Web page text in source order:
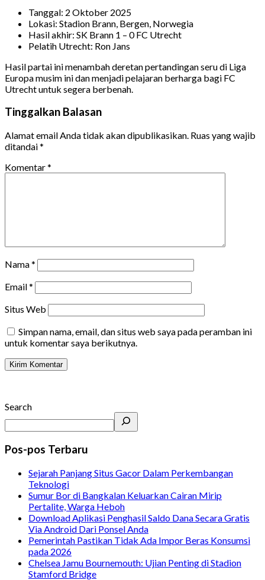
Tanggal: 2 Oktober 2025
Lokasi: Stadion Brann, Bergen, Norwegia
Hasil akhir: SK Brann 1 – 0 FC Utrecht
Pelatih Utrecht: Ron Jans
Hasil partai ini menambah deretan pertandingan seru di Liga
Europa musim ini dan menjadi pelajaran berharga bagi FC
Utrecht untuk segera berbenah.
Tinggalkan Balasan
Alamat email Anda tidak akan dipublikasikan. Ruas yang wajib
ditandai*
Komentar*
Nama*
Email*
Situs Web
Simpan nama, email, dan situs web saya pada peramban ini
untuk komentar saya berikutnya.
Search
Pos-pos Terbaru
Sejarah Panjang Situs Gacor Dalam Perkembangan
Teknologi
Sumur Bor di Bangkalan Keluarkan Cairan Mirip
Pertalite, Warga Heboh
Download Aplikasi Penghasil Saldo Dana Secara Gratis
Via Android Dari Ponsel Anda
Pemerintah Pastikan Tidak Ada Impor Beras Konsumsi
pada 2026
Chelsea Jamu Bournemouth: Ujian Penting di Stadion
Stamford Bridge